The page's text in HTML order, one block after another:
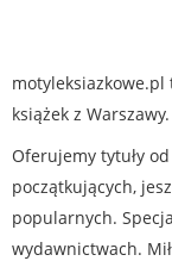
książek z Warszawy.
Oferujemy tytuły
początkujących,
popularnych.
wydawnictwach.